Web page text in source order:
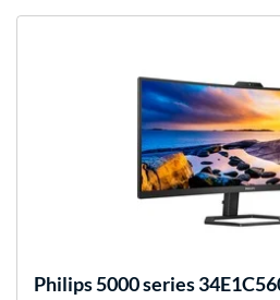
Philips5000 series